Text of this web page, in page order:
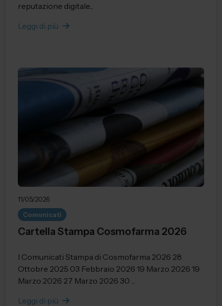
reputazione digitale...
Leggi di più
11/05/2026
Comunicati
Cartella Stampa Cosmofarma 2026
I Comunicati Stampa di Cosmofarma 2026 28
Ottobre 2025 03 Febbraio 2026 19 Marzo 2026 19
Marzo 2026 27 Marzo 2026 30 ...
Leggi di più